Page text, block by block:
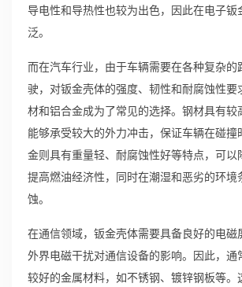
导电性和导热性也较为出色，因此在电子钣
泛。
而在汽车行业，由于车辆需要在各种复杂的
驶，对钣金壳体的强度、韧性和耐腐蚀性要
材和铝合金成为了常见的选择。钢材具有较
能够承受较大的外力冲击，保证车辆在碰撞
金则具有重量轻、耐腐蚀性好等特点，可以
提高燃油经济性，同时在潮湿和恶劣的环境
蚀。
在通信领域，钣金壳体需要具备良好的电磁
外界电磁干扰对通信设备的影响。因此，通
较好的金属材料，如不锈钢、镀锌钢板等。